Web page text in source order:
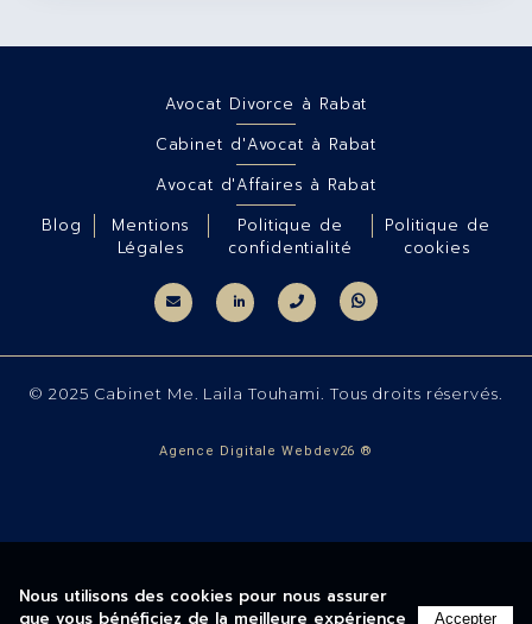
Avocat Divorce à Rabat
Cabinet d'Avocat à Rabat
Avocat d'Affaires à Rabat
Blog
Mentions
Légales
Politique de
confidentialité
Politique de
cookies
© 2025 Cabinet Me. Laila Touhami. Tous droits réservés.
Agence Digitale Webdev26 ®
Nous utilisons des cookies pour nous assurer
que vous bénéficiez de la meilleure expérience
Accepter